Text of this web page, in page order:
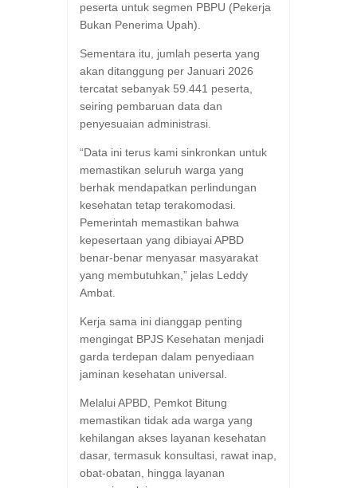
peserta untuk segmen PBPU (Pekerja
Bukan Penerima Upah).
Sementara itu, jumlah peserta yang
akan ditanggung per Januari 2026
tercatat sebanyak 59.441 peserta,
seiring pembaruan data dan
penyesuaian administrasi.
“Data ini terus kami sinkronkan untuk
memastikan seluruh warga yang
berhak mendapatkan perlindungan
kesehatan tetap terakomodasi.
Pemerintah memastikan bahwa
kepesertaan yang dibiayai APBD
benar-benar menyasar masyarakat
yang membutuhkan,” jelas Leddy
Ambat.
Kerja sama ini dianggap penting
mengingat BPJS Kesehatan menjadi
garda terdepan dalam penyediaan
jaminan kesehatan universal.
Melalui APBD, Pemkot Bitung
memastikan tidak ada warga yang
kehilangan akses layanan kesehatan
dasar, termasuk konsultasi, rawat inap,
obat-obatan, hingga layanan